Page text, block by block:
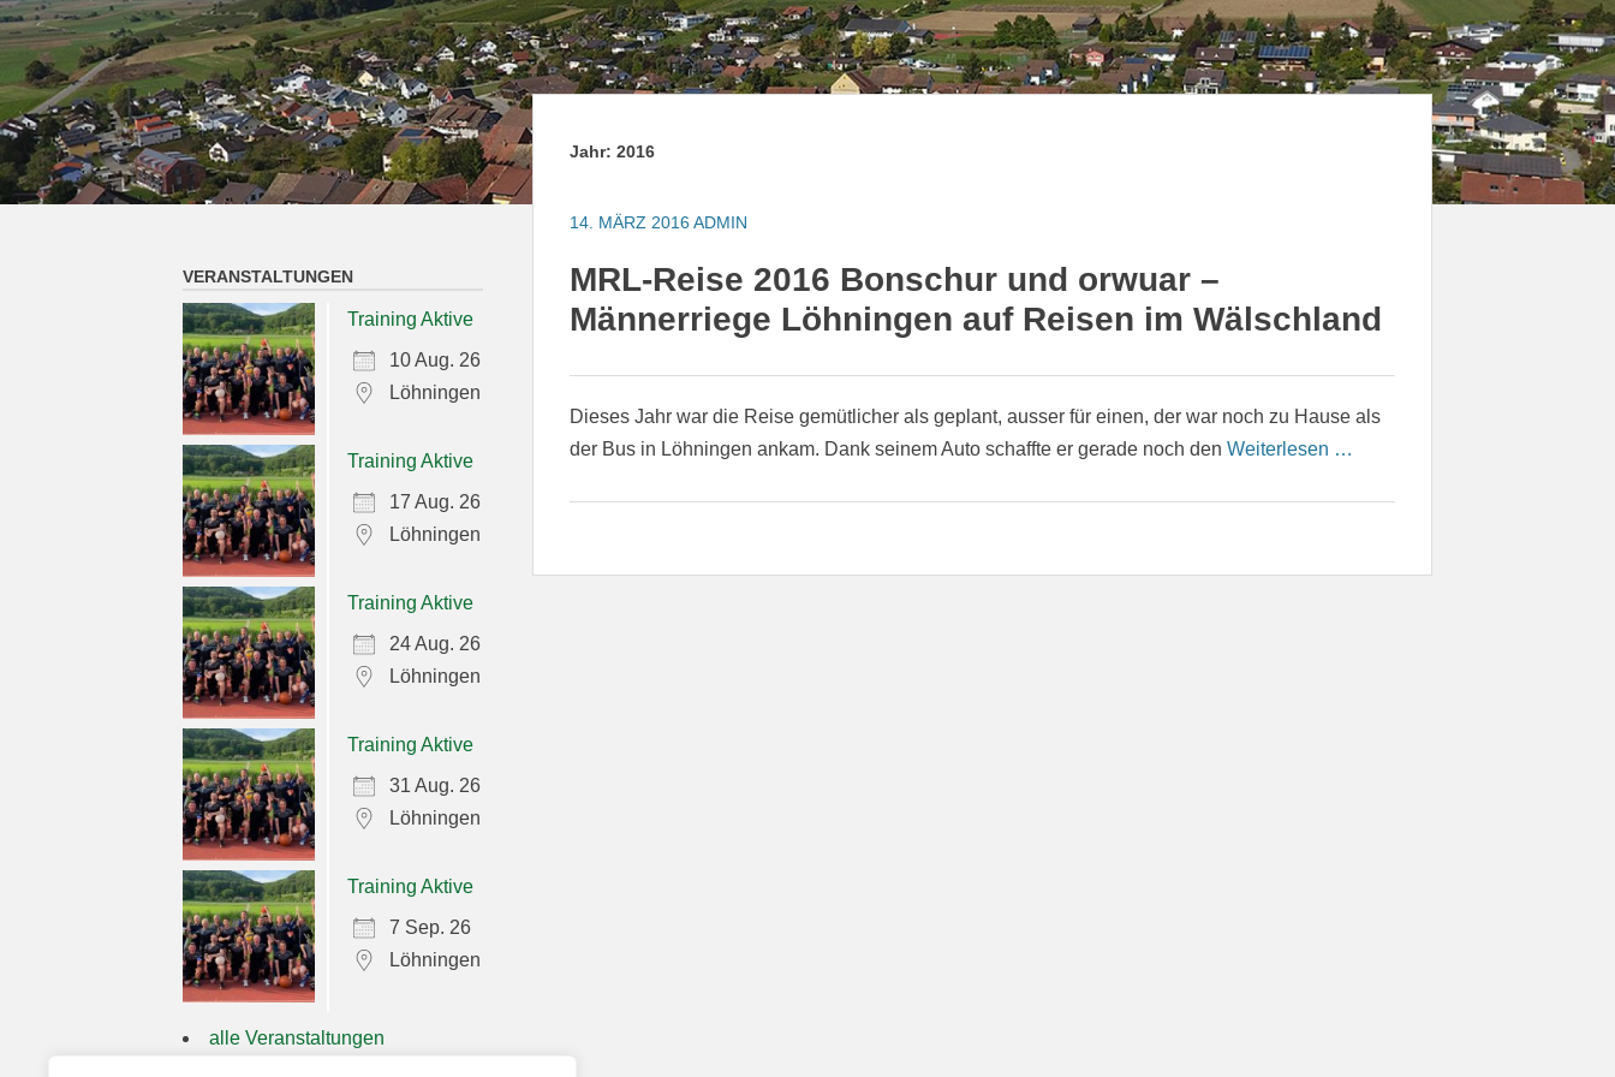
Jahr:2016
14. MÄRZ 2016 ADMIN
MRL-Reise 2016 Bonschur und orwuar –
Männerriege Löhningen auf Reisen im Wälschland
Dieses Jahr war die Reise gemütlicher als geplant, ausser für einen, der war noch zu Hause als
der Bus in Löhningen ankam. Dank seinem Auto schaffte er gerade noch denWeiterlesen …
VERANSTALTUNGEN
Training Aktive
10 Aug. 26
Löhningen
Training Aktive
17 Aug. 26
Löhningen
Training Aktive
24 Aug. 26
Löhningen
Training Aktive
31 Aug. 26
Löhningen
Training Aktive
7 Sep. 26
Löhningen
alle Veranstaltungen